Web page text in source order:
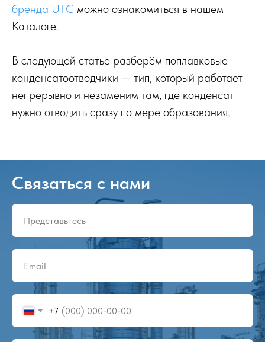
бренда UTC можно ознакомиться в нашем
Каталоге.
В следующей статье разберём поплавковые
конденсатоотводчики — тип, который работает
непрерывно и незаменим там, где конденсат
нужно отводить сразу по мере образования.
Связаться с нами
+7